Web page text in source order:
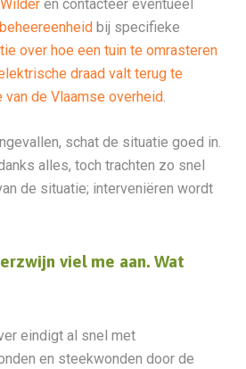
Wilderen contacteer eventueel
bij specifieke
over hoe een tuin te omrasteren
draad valt terug te
de Vlaamse overheid.
schat de situatie goed in.
alles, toch trachten zo snel
de situatie; interveniëren wordt
viel me aan. Wat
eindigt al snel met
en steekwonden door de